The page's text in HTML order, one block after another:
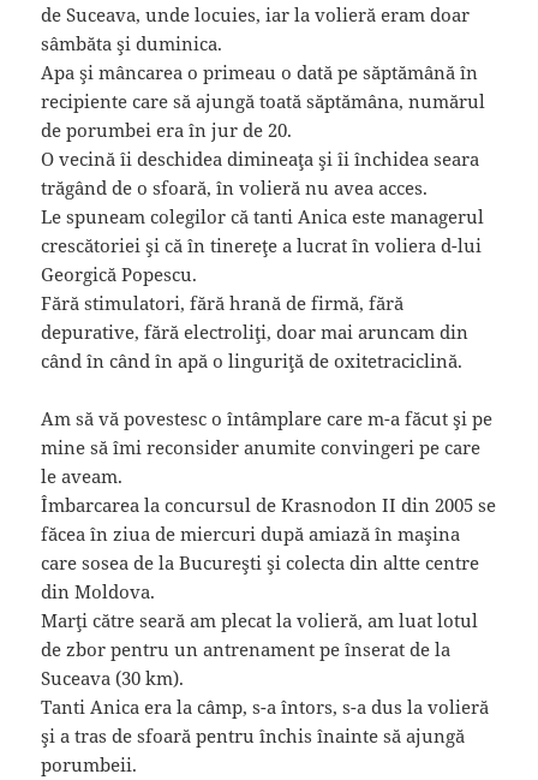
de Suceava, unde locuies, iar la volieră eram doar
sâmbăta şi duminica.
Apa şi mâncarea o primeau o dată pe săptămână în
recipiente care să ajungă toată săptămâna, numărul
de porumbei era în jur de 20.
O vecină îi deschidea dimineaţa şi îi închidea seara
trăgând de o sfoară, în volieră nu avea acces.
Le spuneam colegilor că tanti Anica este managerul
crescătoriei şi că în tinereţe a lucrat în voliera d-lui
Georgică Popescu.
Fără stimulatori, fără hrană de firmă, fără
depurative, fără electroliţi, doar mai aruncam din
când în când în apă o linguriţă de oxitetraciclină.
Am să vă povestesc o întâmplare care m-a făcut şi pe
mine să îmi reconsider anumite convingeri pe care
le aveam.
Îmbarcarea la concursul de Krasnodon II din 2005 se
făcea în ziua de miercuri după amiază în maşina
care sosea de la Bucureşti şi colecta din altte centre
din Moldova.
Marţi către seară am plecat la volieră, am luat lotul
de zbor pentru un antrenament pe înserat de la
Suceava (30 km).
Tanti Anica era la câmp, s-a întors, s-a dus la volieră
şi a tras de sfoară pentru închis înainte să ajungă
porumbeii.